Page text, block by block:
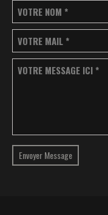
VOTRE NOM *
VOTRE MAIL *
VOTRE MESSAGE ICI *
Envoyer Message